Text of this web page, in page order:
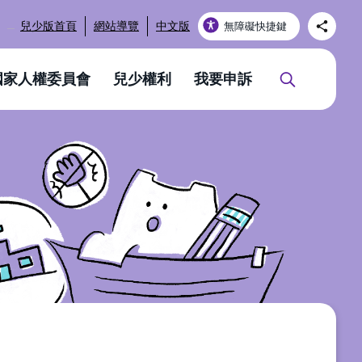
兒少版首頁 網站導覽 中文版 無障礙快捷鍵
人權委員會 兒少權利 我要申訴